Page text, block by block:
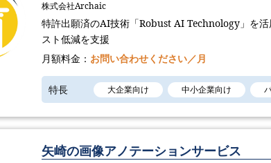
株式会社Archaic
特許出願済のAI技術「Robust AI Technology​」を
スト低減を支援
月額料金： お問い合わせください／月
特長 大企業向け 中小企業向け
矢崎の画像アノテーションサービス